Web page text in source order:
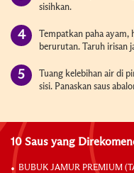
sisihkan.
Tempatkan paha ayam,
berurutan. Taruh irisan
Tuang kelebihan air di
sisi. Panaskan saus
10 Saus yang
BUBUK JAMUR PREMIUM